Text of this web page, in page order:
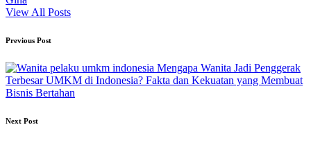
View All Posts
Post
navigation
Previous Post
Mengapa Wanita Jadi Penggerak
Terbesar UMKM di Indonesia? Fakta dan Kekuatan yang Membuat
Bisnis Bertahan
Next Post